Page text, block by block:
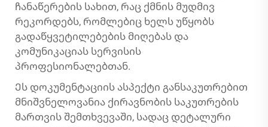
ჩანაწერების სახით, რაც ქმნის მუდმივ
რეკორდებს, რომლებიც ხელს უწყობს
გადაწყვეტილებების მიღებას და
კომუნიკაციას სერვისის
პროფესიონალებთან.
Ეს დოკუმენტაციის ასპექტი განსაკუთრებით
მნიშვნელოვანია ქირავნობის საკუთრების
მართვის შემთხვევაში, სადაც დეტალური